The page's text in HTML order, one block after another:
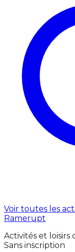
Voir toutes les
Ramerupt
Activités et loisirs
Sans inscription